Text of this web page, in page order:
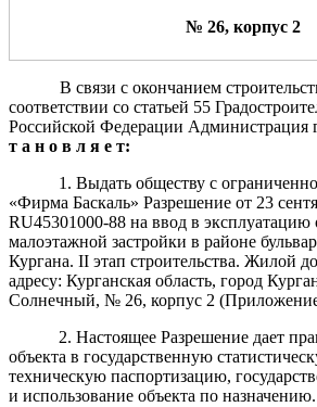
№ 26, корпус 2
В связи с окончанием
соответствии со статьей 55
Российской Федерации Администрация
т а н о в л я е т:
1. Выдать обществу с
«Фирма Баскаль» Разрешение от 23
RU45301000-88 на ввод в эксплуатацию
малоэтажной застройки в районе
Кургана. II этап строительства. Жилой
адресу: Курганская область, город
Солнечный, № 26, корпус 2
2. Настоящее Разрешение дает
объекта в государственную
техническую паспортизацию,
и использование объекта по назначению.